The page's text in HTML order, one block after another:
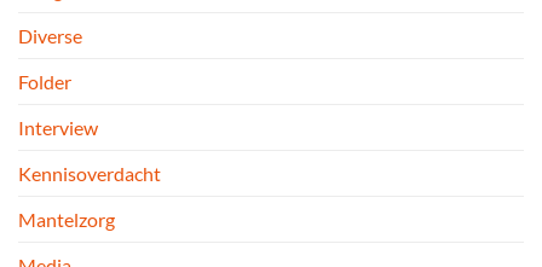
Diverse
Folder
Interview
Kennisoverdacht
Mantelzorg